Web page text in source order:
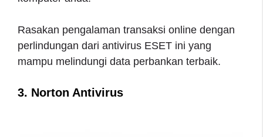
Rasakan pengalaman transaksi online dengan
perlindungan dari antivirus ESET ini yang
mampu melindungi data perbankan terbaik.
3. Norton Antivirus